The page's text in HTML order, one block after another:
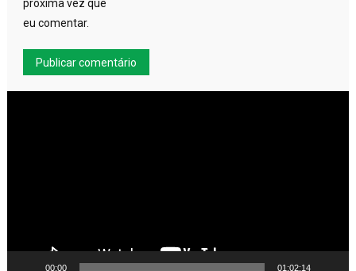
próxima vez que
eu comentar.
00:00 01:02:14